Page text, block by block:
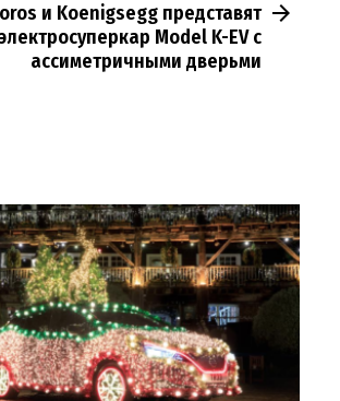
и Koenigsegg представят
Model K-EV с
ассиметричными дверьми